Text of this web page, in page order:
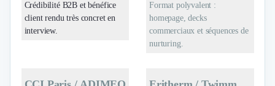
Crédibilité B2B et bénéfice
client rendu très concret en
interview.
Format polyvalent :
homepage, decks
commerciaux et séquences de
nurturing.